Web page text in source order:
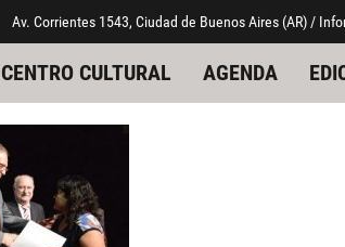
Av. Corrientes 1543, Ciudad de Buenos Aires (AR) /
CENTRO CULTURAL AGENDA